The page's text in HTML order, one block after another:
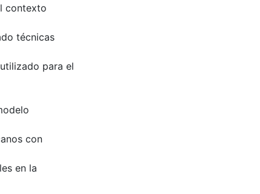
contexto
técnicas
para el
con
en la